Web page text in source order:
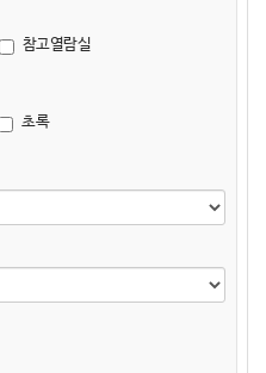
참고열람실
초록